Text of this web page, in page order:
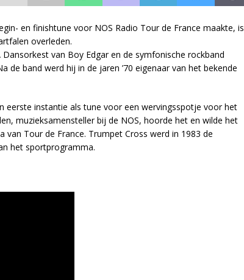
en finishtune voor NOS Radio Tour de France maakte, is
overleden.
van Boy Edgar en de symfonische rockband
de band werd hij in de jaren ’70 eigenaar van het bekende
eerste instantie als tune voor een wervingsspotje voor het
muzieksamensteller bij de NOS, hoorde het en wilde het
van Tour de France. Trumpet Cross werd in 1983 de
het sportprogramma.